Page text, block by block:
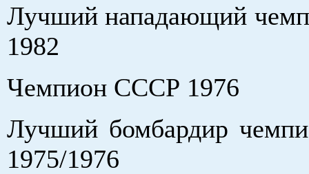
Лучший нападающий
1982
Чемпион СССР 1976
Лучший бомбардир
1975/1976